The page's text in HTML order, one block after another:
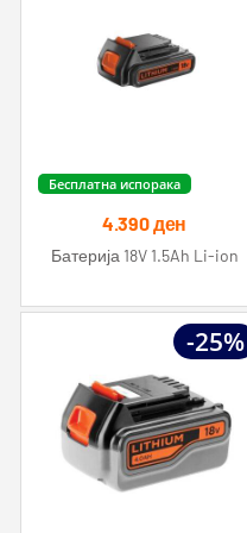
Бесплатна испорака
4.390 ден
Батерија 18V 1.5Ah Li-ion
-25%